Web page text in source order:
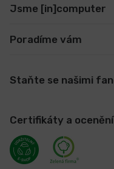
Jsme [in]computer
Poradíme vám
Staňte se našimi
Certifikáty a ocenění